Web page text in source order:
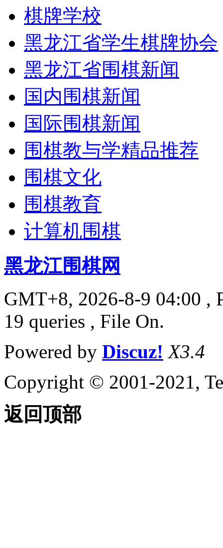
棋牌学校
黑龙江省学生棋牌协会
黑龙江省围棋新闻
国内围棋新闻
国际围棋新闻
围棋教与学精品推荐
围棋文化
围棋教育
计算机围棋
黑龙江围棋网
GMT+8, 2026-8-9 04:00 ,
19 queries , File On.
Powered by Discuz! X3.4
Copyright © 2001-2021,
返回顶部